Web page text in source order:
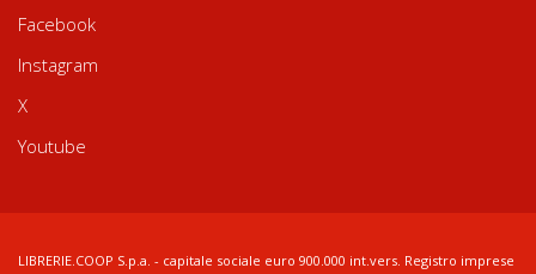
Facebook
Instagram
X
Youtube
LIBRERIE.COOP S.p.a. - capitale sociale euro 900.000 int.vers. Registro imprese